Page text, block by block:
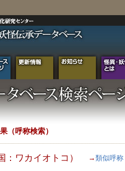
（呼称検索）
：ワカイオトコ） → 類似呼称